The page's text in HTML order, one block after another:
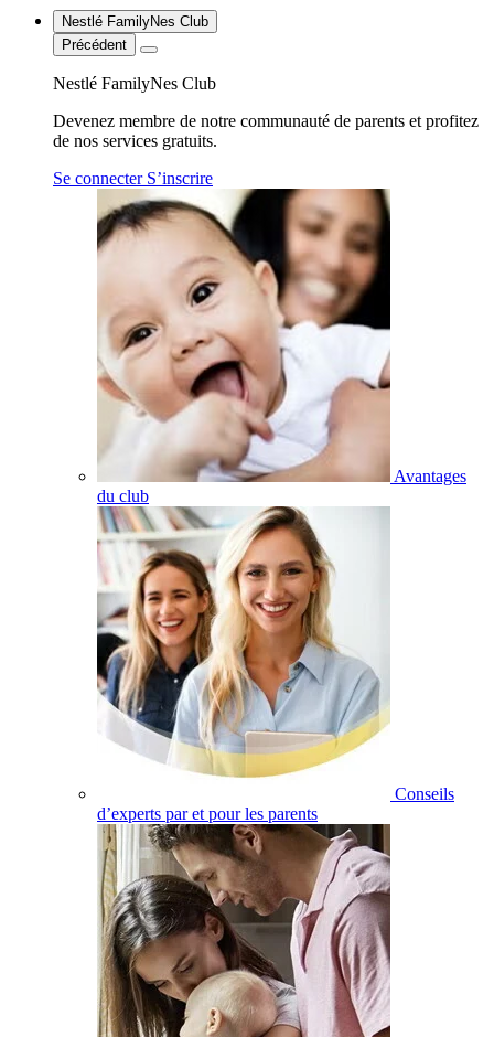
Nestlé FamilyNes Club
Précédent
Nestlé FamilyNes Club
Devenez membre de notre communauté de parents et profitez
de nos services gratuits.
Se connecter S’inscrire
Avantages
du club
Conseils
d’experts par et pour les parents